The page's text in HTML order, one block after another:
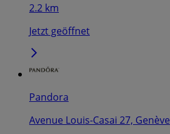
2.2 km
Jetzt geöffnet
Pandora
Avenue Louis-Casai 27, Genève